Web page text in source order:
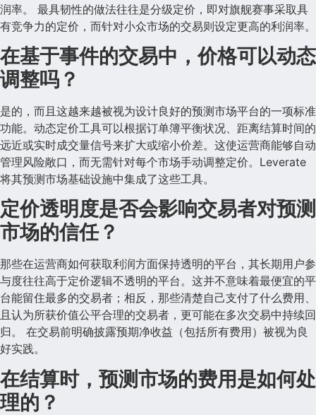
润率。 最具韧性的做法往往是分级定价，即对旗舰赛事采取具
有竞争力的定价，而针对小众市场的交易则设定更高的利润率。
在基于事件的交易中，价格可以动态
调整吗？
是的，而且这越来越被视为设计良好的预测市场平台的一项标准
功能。动态定价工具可以根据订单簿平衡状况、距离结算时间的
远近或实时成交量信号来扩大或缩小价差。这使运营商能够自动
管理风险敞口，而无需针对每个市场手动调整定价。Leverate
将其预测市场基础设施中集成了这些工具。
定价透明度是否会影响交易者对预测
市场的信任？
那些在运营商如何获取利润方面保持透明的平台，其长期用户参
与度往往高于定价逻辑不透明的平台。这并不意味着最便宜的平
台能留住最多的交易者；相反，那些清楚自己支付了什么费用、
且认为所获价值公平合理的交易者，更可能在多次交易中持续回
归。 在交易前明确披露预期净收益（包括所有费用）被视为良
好实践。
在结算时，预测市场的费用是如何处
理的？